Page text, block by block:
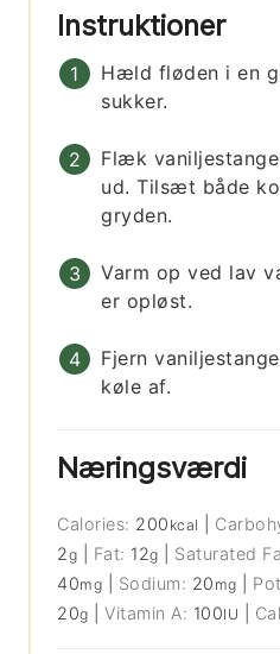
Instruktioner
Hæld fløden i en
sukker.
Flæk
ud. Tilsæt både
gryden.
Varm op ved lav
er opløst.
Fjern
køle af.
Næringsværdi
Calories: 200 kcal
2g Fat: 12g Saturated
40mg Sodium: 20 mg
20g |Vitamin A: 100IU